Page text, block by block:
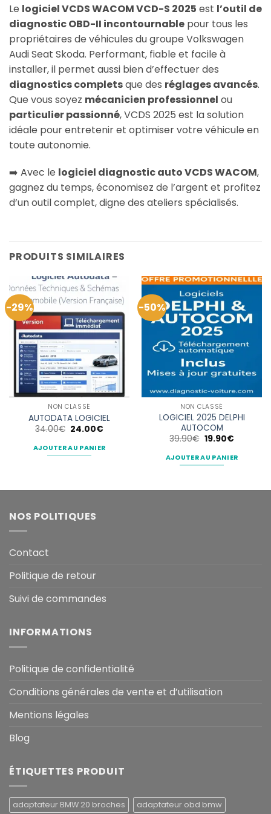
Le logiciel VCDS WACOM VCD-S 2025 est l’outil de
diagnostic OBD-II incontournable pour tous les
propriétaires de véhicules du groupe Volkswagen
Audi Seat Skoda. Performant, fiable et facile à
installer, il permet aussi bien d’effectuer des
diagnostics completsque des réglages avancés.
Que vous soyez mécanicien professionnel ou
particulier passionné, VCDS 2025 est la solution
idéale pour entretenir et optimiser votre véhicule en
toute autonomie.
➡️ Avec le logiciel diagnostic auto VCDS WACOM,
gagnez du temps, économisez de l’argent et profitez
d’un outil complet, digne des ateliers spécialisés.
PRODUITS SIMILAIRES
-29%
NON CLASSÉ
AUTODATA LOGICIEL
34.00€ Le
initial
était :
34.00€.
24.00€Le
actuel
est :
AJOUTER AU PANIER
-50%
NON CLASSÉ
LOGICIEL 2025 DELPHI
AUTOCOM
39.90€ Le
initial
était :
19.90€Le
actuel
est :
AJOUTER AU PANIER
NOS POLITIQUES
Contact
Politique de retour
Suivi de commandes
INFORMATIONS
Politique de confidentialité
Conditions générales de vente et d’utilisation
Mentions légales
Blog
ÉTIQUETTES PRODUIT
adaptateur BMW 20 broches adaptateur obd bmw